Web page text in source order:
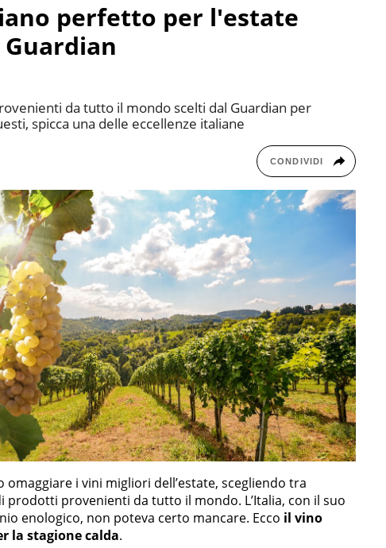
perfetto per l'estate
da tutto il mondo scelti dal Guardian per
spicca una delle eccellenze italiane
CONDIVIDI
omaggiare i vini migliori dell’estate, scegliendo tra
prodotti provenienti da tutto il mondo. L’Italia, con il suo
enologico, non poteva certo mancare. Ecco il vino
la stagione calda.